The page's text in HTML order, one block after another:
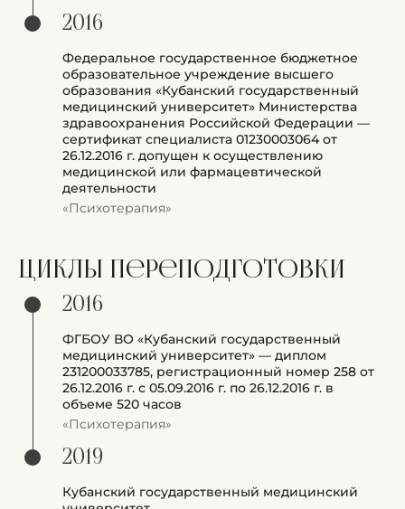
2016
Федеральное государственное бюджетное
образовательное учреждение высшего
образования «Кубанский государственный
медицинский университет» Министерства
здравоохранения Российской Федерации —
сертификат специалиста 01230003064 от
26.12.2016 г. допущен к осуществлению
медицинской или фармацевтической
деятельности
«Психотерапия»
Циклы переподготовки
2016
ФГБОУ ВО «Кубанский государственный
медицинский университет» — диплом
231200033785, регистрационный номер 258 от
26.12.2016 г. с 05.09.2016 г. по 26.12.2016 г. в
объеме 520 часов
«Психотерапия»
2019
Кубанский государственный медицинский